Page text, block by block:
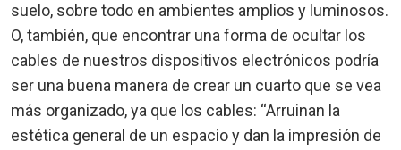
suelo, sobre todo en ambientes amplios y luminosos.
O, también, que encontrar una forma de ocultar los
cables de nuestros dispositivos electrónicos podría
ser una buena manera de crear un cuarto que se vea
más organizado, ya que los cables: “Arruinan la
estética general de un espacio y dan la impresión de